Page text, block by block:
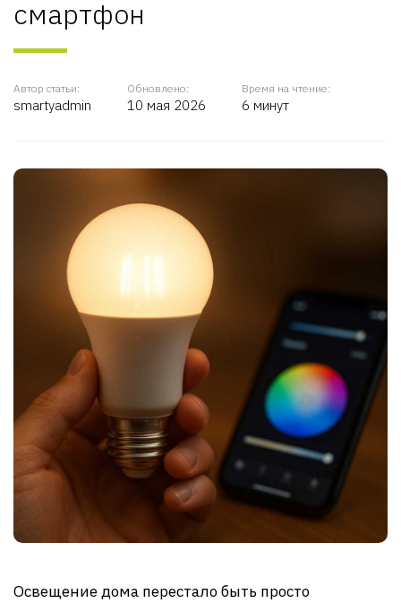
смартфон
Автор статьи:
smartyadmin
Обновлено:
10 мая 2026
Время на чтение:
6 минут
Освещение дома перестало быть просто